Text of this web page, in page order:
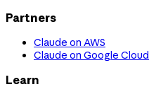
Partners
Claude on AWS
Claude on Google Cloud
Learn